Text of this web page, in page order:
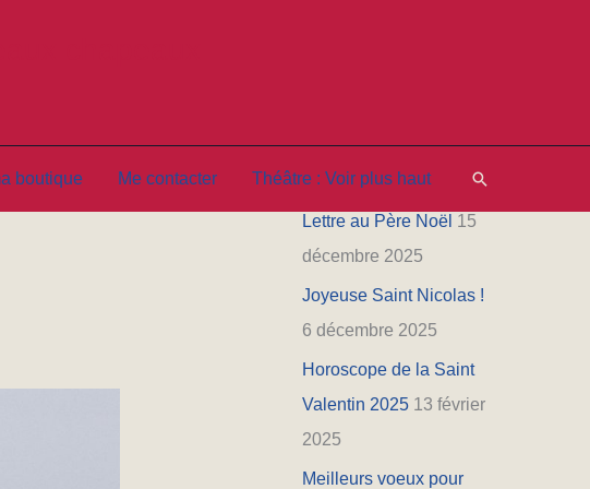
boutique Me contacter Théâtre : Voir plus haut Rechercher
Horoscope de Pâques 5
avril 2026
Lettre au Père Noël 15
décembre 2025
Joyeuse Saint Nicolas !
6 décembre 2025
Horoscope de la Saint
Valentin 2025 13 février
2025
Meilleurs voeux pour